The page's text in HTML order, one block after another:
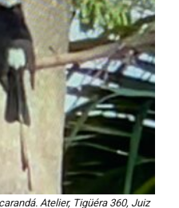
Atelier, Tigüéra 360, Juiz